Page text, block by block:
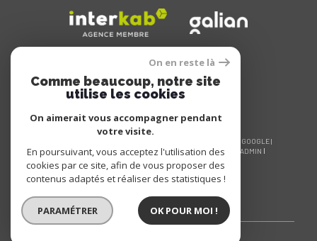
© 2026 | TOUS DROITS RÉSERVÉS | TRADUCTION POWERED BY GOOGLE |
NOS HONORAIRES
PLAN DU SITE MENTIONS LÉGALES
ADMIN
NOS LIENS
POLITIQUE RGPD COOKIES
On en reste là
Comme beaucoup, notre site
utilise les cookies
On aimerait vous accompagner pendant
votre visite.
En poursuivant, vous acceptez l'utilisation des
cookies par ce site, afin de vous proposer des
contenus adaptés et réaliser des statistiques !
PARAMÉTRER OK POUR MOI !